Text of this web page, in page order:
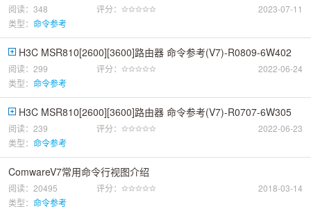
阅读：348 评分：
2023-07-11
类型： 命令参考
H3C MSR810[2600][3600]路由器 命令参考(V7)-R0809-6W402
阅读：299 评分：
2022-06-24
类型： 命令参考
H3C MSR810[2600][3600]路由器 命令参考(V7)-R0707-6W305
阅读：239 评分：
2022-06-23
类型： 命令参考
ComwareV7常用命令行视图介绍
阅读：20495 评分：
2018-03-14
类型： 命令参考